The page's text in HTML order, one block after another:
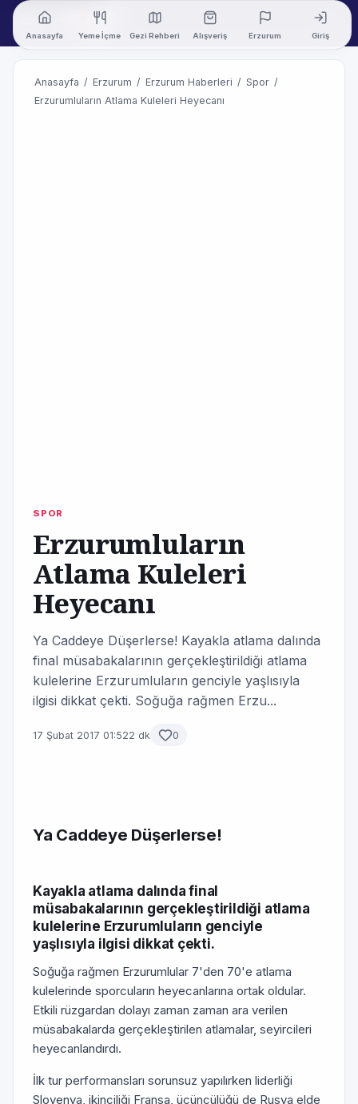
Anasayfa Yeme İçme Gezi Rehberi Alışveriş Erzurum Giriş
Anasayfa / Erzurum / Erzurum Haberleri / Spor /
Erzurumluların Atlama Kuleleri Heyecanı
SPOR
Erzurumluların
Atlama Kuleleri
Heyecanı
Ya Caddeye Düşerlerse! Kayakla atlama dalında
final müsabakalarının gerçekleştirildiği atlama
kulelerine Erzurumluların genciyle yaşlısıyla
ilgisi dikkat çekti. Soğuğa rağmen Erzu...
17 Şubat 2017 01:522 dk 0
Ya Caddeye Düşerlerse!
Kayakla atlama dalında final
müsabakalarının gerçekleştirildiği atlama
kulelerine Erzurumluların genciyle
yaşlısıyla ilgisi dikkat çekti.
Soğuğa rağmen Erzurumlular 7'den 70'e atlama
kulelerinde sporcuların heyecanlarına ortak oldular.
Etkili rüzgardan dolayı zaman zaman ara verilen
müsabakalarda gerçekleştirilen atlamalar, seyircileri
heyecanlandırdı.
İlk tur performansları sorunsuz yapılırken liderliği
Slovenya, ikinciliği Fransa, üçüncülüğü de Rusya elde